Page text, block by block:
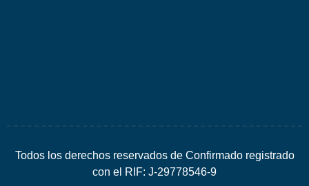
Todos los derechos reservados de Confirmado registrado
con el RIF: J-29778546-9